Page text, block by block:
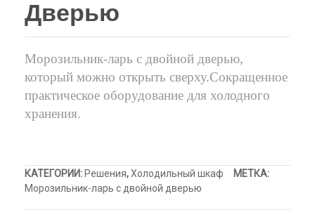
верху
Холодильный шкаф
Тюбы для мороженого
Kонусы для мороженого
Пакеты для мороженого
дверью
Дверью
Морозильник-ларь с двойной дверью,
который можно открыть сверху.Сокращенное
практическое оборудование для холодного
хранения.
КАТЕГОРИИ: Решения,Холодильный шкаф
МЕТКА:
Морозильник-ларь с двойной дверью